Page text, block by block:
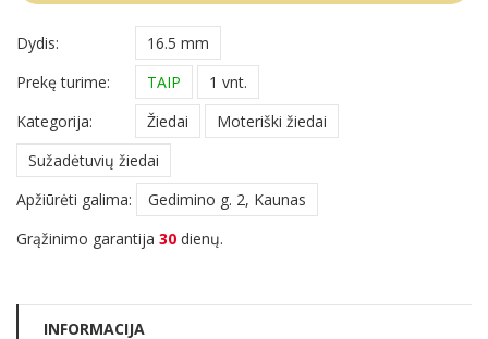
Dydis:
16.5 mm
Prekę turime:
TAIP
1 vnt.
Kategorija:
Žiedai
Moteriški žiedai
Sužadėtuvių žiedai
Apžiūrėti galima:
Gedimino g. 2, Kaunas
Grąžinimo garantija 30 dienų.
INFORMACIJA